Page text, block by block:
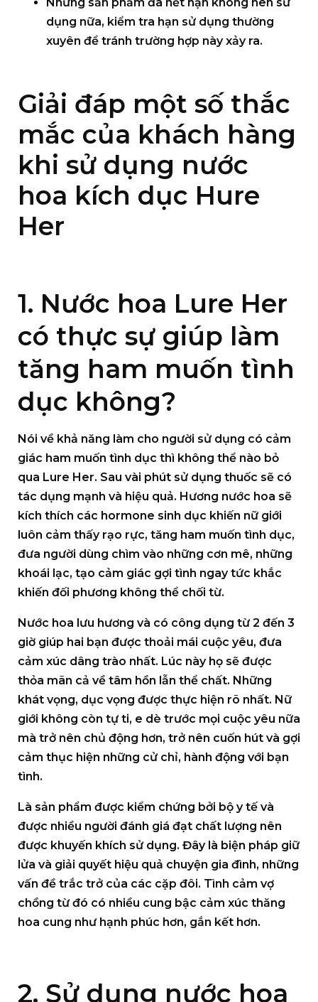
dụng nữa, kiểm tra hạn sử dụng thường
xuyên để tránh trường hợp này xảy ra.
Giải đáp một số thắc
mắc của khách hàng
khi sử dụng nước
hoa kích dục Hure
Her
1. Nước hoa Lure Her
có thực sự giúp làm
tăng ham muốn tình
dục không?
Nói về khả năng làm cho người sử dụng có cảm
giác ham muốn tình dục thì không thể nào bỏ
qua Lure Her. Sau vài phút sử dụng thuốc sẽ có
tác dụng mạnh và hiệu quả. Hương nước hoa sẽ
kích thích các hormone sinh dục khiến nữ giới
luôn cảm thấy rạo rực, tăng ham muốn tình dục,
đưa người dùng chìm vào những cơn mê, những
khoái lạc, tạo cảm giác gợi tình ngay tức khắc
khiến đối phương không thể chối từ.
Nước hoa lưu hương và có công dụng từ 2 đến 3
giờ giúp hai bạn được thoải mái cuộc yêu, đưa
cảm xúc dâng trào nhất. Lúc này họ sẽ được
thỏa mãn cả về tâm hồn lẫn thể chất. Những
khát vọng, dục vọng được thực hiện rõ nhất. Nữ
giới không còn tự ti, e dè trước mọi cuộc yêu nữa
mà trở nên chủ động hơn, trở nên cuốn hút và gợi
cảm thục hiện những cử chỉ, hành động với bạn
tình.
Là sản phẩm được kiểm chứng bởi bộ y tế và
được nhiều người đánh giá đạt chất lượng nên
được khuyến khích sử dụng. Đây là biện pháp giữ
lửa và giải quyết hiệu quả chuyện gia đình, những
vấn đề trắc trở của các cặp đôi. Tình cảm vợ
chồng từ đó có nhiều cung bậc cảm xúc thăng
hoa cung như hạnh phúc hơn, gắn kết hơn.
2. Sử dụng nước hoa